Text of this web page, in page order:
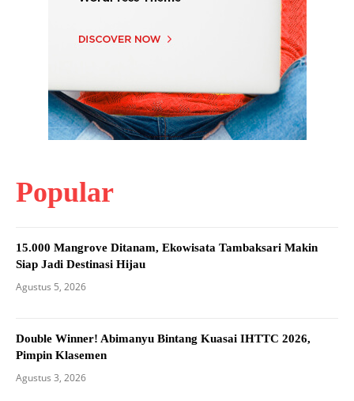
Popular
15.000 Mangrove Ditanam, Ekowisata Tambaksari Makin
Siap Jadi Destinasi Hijau
Agustus 5, 2026
Double Winner! Abimanyu Bintang Kuasai IHTTC 2026,
Pimpin Klasemen
Agustus 3, 2026